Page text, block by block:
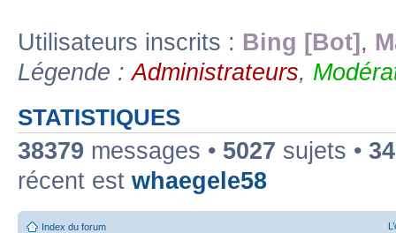
Utilisateurs inscrits : Bing [Bot] ,
Légende :Administrateurs,
STATISTIQUES
38379 messages • 5027 sujets •
récent est whaegele58
Index du forum